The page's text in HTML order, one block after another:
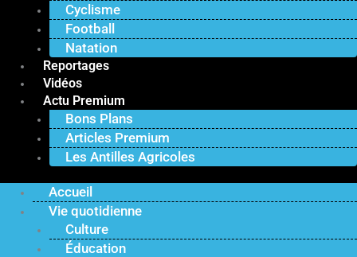
Cyclisme
Football
Natation
Reportages
Vidéos
Actu Premium
Bons Plans
Articles Premium
Les Antilles Agricoles
Accueil
Vie quotidienne
Culture
Éducation